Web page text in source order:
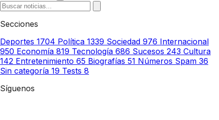
Secciones
Deportes 1704 Política 1339 Sociedad 976 Internacional
950 Economía 819 Tecnología 686 Sucesos 243 Cultura
142 Entretenimiento 65 Biografías 51 Números Spam 36
Sin categoría 19 Tests 8
Síguenos